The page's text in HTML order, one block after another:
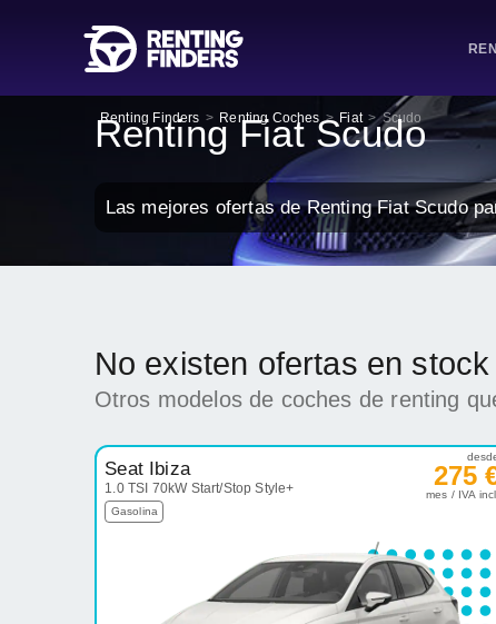
Renting Finders > Renting Coches > Fiat > Scudo
Renting Fiat Scudo
Las mejores ofertas de Renting Fiat Scudo
No existen ofertas en
Otros modelos de coches de renting
Seat Ibiza
1.0 TSI 70kW Start/Stop Style+
Gasolina
275
mes / IVA